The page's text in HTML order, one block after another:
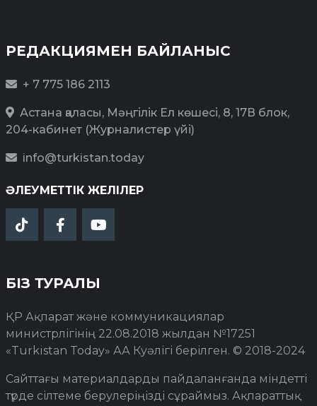
РЕДАКЦИЯМЕН БАЙЛАНЫС
+ 7 775 186 2113
Астана қаласы, Мәңгілік Ел көшесі, 8, 17В блок,
204-кабинет (Журналистер үйі)
info@turkistan.today
ӘЛЕУМЕТТІК ЖЕЛІЛЕР
БІЗ ТУРАЛЫ
ҚР Ақпарат және коммуникациялар
министрлігінің 22.08.2018 жылдан №17251
«Turkistan Today» АА Куәлігі берілген. © 2018-2024
Сайттағы материалдарды пайдаланғанда міндетті
түрде сілтеме берулеріңізді сұраймыз. Ақпараттық